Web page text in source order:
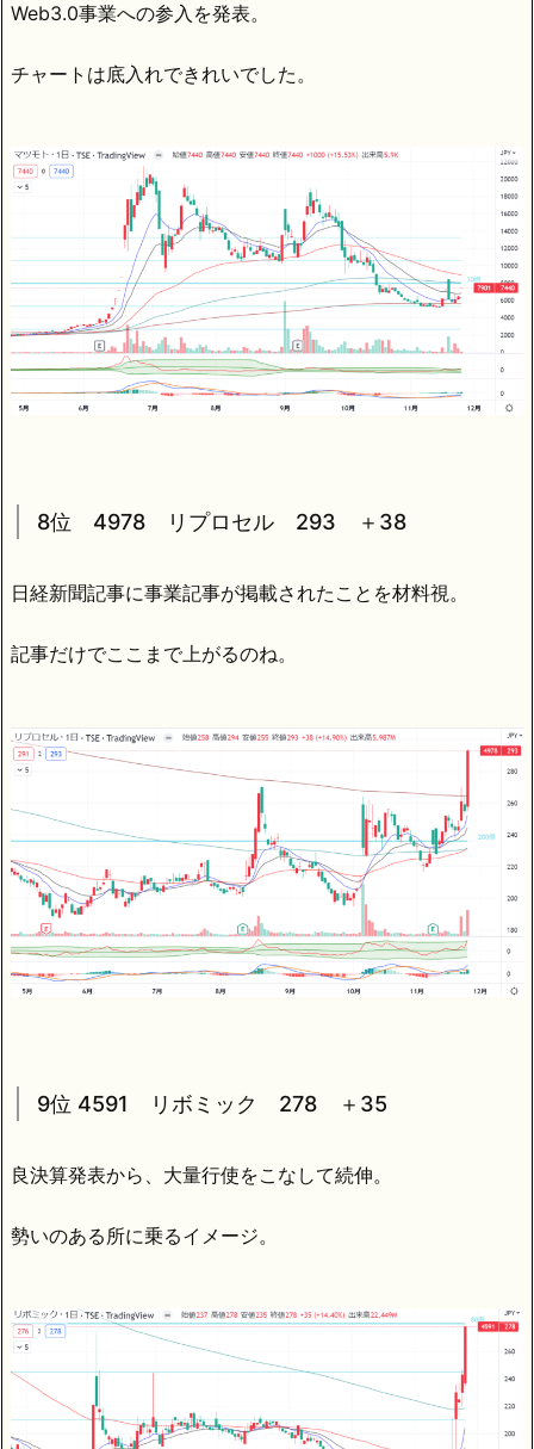
Web3.0事業への参入を発表。
チャートは底入れできれいでした。
8位 4978 リプロセル 293 ＋38
日経新聞記事に事業記事が掲載されたことを材料視。
記事だけでここまで上がるのね。
9位 4591 リボミック 278 ＋35
良決算発表から、大量行使をこなして続伸。
勢いのある所に乗るイメージ。